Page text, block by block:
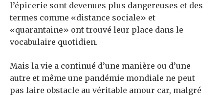
l’épicerie sont devenues plus dangereuses et des
termes comme «distance sociale» et
«quarantaine» ont trouvé leur place dans le
vocabulaire quotidien.
Mais la vie a continué d’une manière ou d’une
autre et même une pandémie mondiale ne peut
pas faire obstacle au véritable amour car, malgré